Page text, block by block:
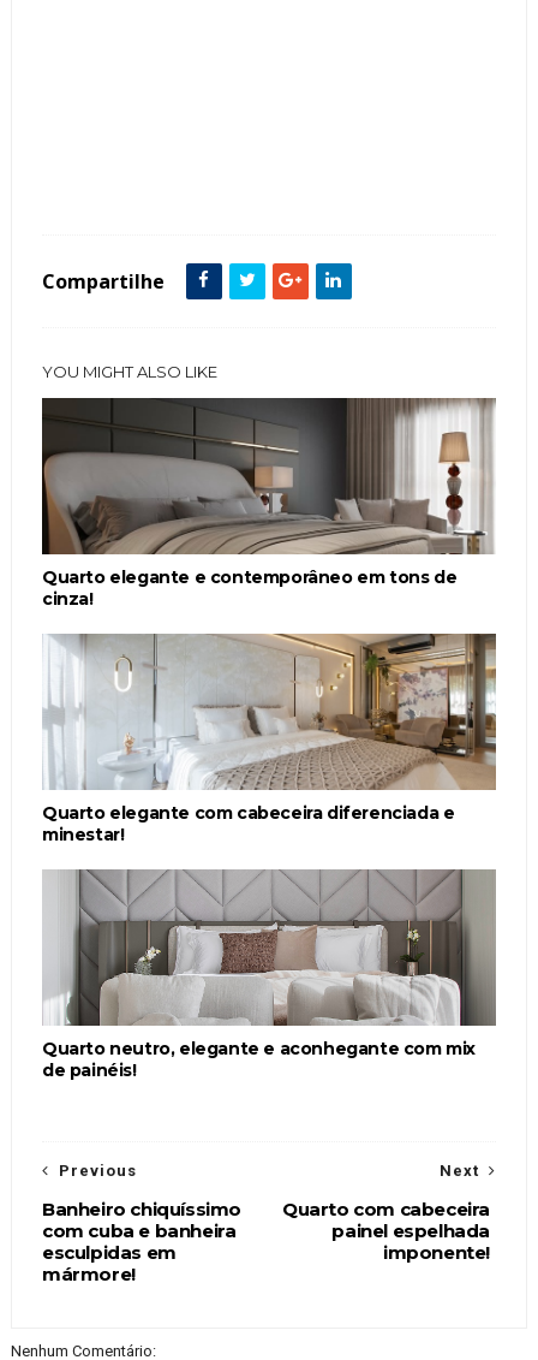
Compartilhe
YOU MIGHT ALSO LIKE
Quarto elegante e contemporâneo em tons de
cinza!
Quarto elegante com cabeceira diferenciada e
minestar!
Quarto neutro, elegante e aconhegante com mix
de painéis!
Next
Quarto com cabeceira
painel espelhada
imponente!
Previous
Banheiro chiquíssimo
com cuba e banheira
esculpidas em
mármore!
Nenhum Comentário: